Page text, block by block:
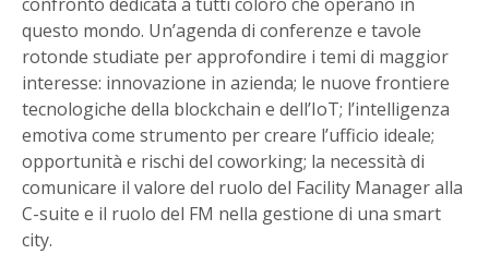
questo mondo. Un’agenda di conferenze e tavole
rotonde studiate per approfondire i temi di maggior
interesse: innovazione in azienda; le nuove frontiere
tecnologiche della blockchain e dell’IoT; l’intelligenza
emotiva come strumento per creare l’ufficio ideale;
opportunità e rischi del coworking; la necessità di
comunicare il valore del ruolo del Facility Manager alla
C-suite e il ruolo del FM nella gestione di una smart
city.